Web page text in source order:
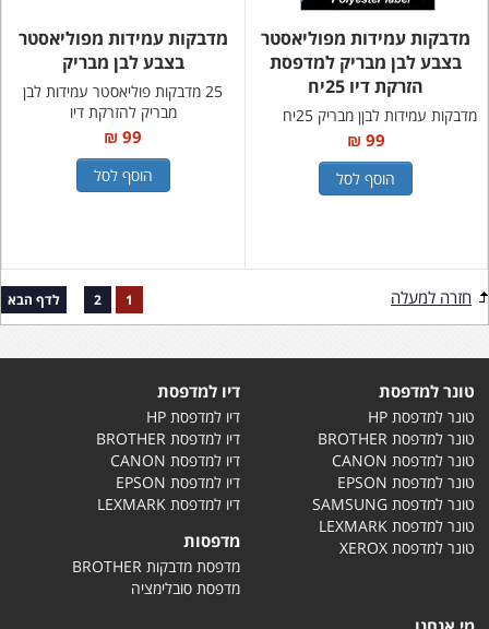
מדבקות עמידות מפוליאסטר
בצבע לבן מבריק למדפסת
הזרקת דיו 25יח
מדבקות עמידות לבןן מבריק 25יח
99 ₪
הוסף לסל
מדבקות עמידות מפוליאסטר
בצבע לבן מבריק
25 מדבקות פוליאסטר עמידות לבן
מבריק להזרקת דיו
99 ₪
הוסף לסל
חזרה למעלה 1
2 לדף הבא
טונר למדפסת
טונר למדפסת HP
טונר למדפסת BROTHER
טונר למדפסת CANON
טונר למדפסת EPSON
טונר למדפסת SAMSUNG
טונר למדפסת LEXMARK
טונר למדפסת XEROX
דיו למדפסת
דיו למדפסת HP
דיו למדפסת BROTHER
דיו למדפסת CANON
דיו למדפסת EPSON
דיו למדפסת LEXMARK
מדפסות
מדפסת מדבקות BROTHER
מדפסת סובלימציה